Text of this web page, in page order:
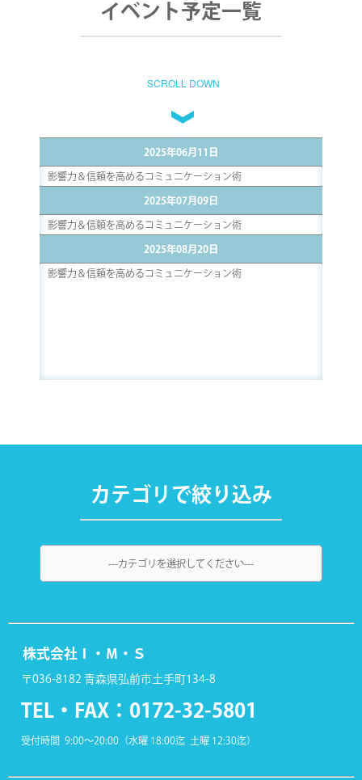
イベント予定一覧
SCROLL DOWN
2025年06月11日
影響力＆信頼を高めるコミュニケーション術
2025年07月09日
影響力＆信頼を高めるコミュニケーション術
2025年08月20日
影響力＆信頼を高めるコミュニケーション術
カテゴリで絞り込み
株式会社Ｉ・Ｍ・Ｓ
〒036-8182 青森県弘前市土手町134-8
TEL・FAX： 0172-32-5801
受付時間 9:00～20:00（水曜 18:00迄 土曜 12:30迄）